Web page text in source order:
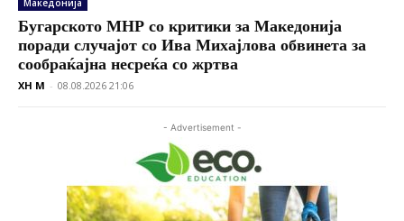
Македонија
Бугарското МНР со критики за Македонија
поради случајот со Ива Михајлова обвинета за
сообраќајна несреќа со жртва
XH M - 08.08.2026 21:06
- Advertisement -